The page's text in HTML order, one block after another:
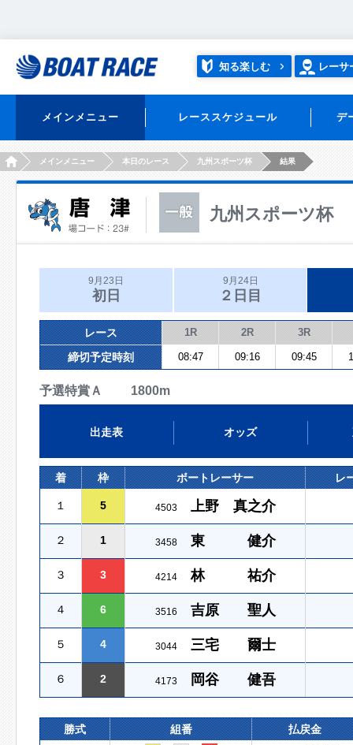
知る楽しむ レーサ
メインメニュー レーススケジュール デ
HOMEメインメニュー 本日のレース 九州スポーツ杯 結果
九州スポーツ杯
9月23日
初日
9月24日
２日目
レース 1R 2R 3R
締切予定時刻 08:47 09:16 09:45
予選特賞Ａ 1800m
出走表 オッズ
着 枠 ボートレーサー レ
１ 5 4503 上野 真之介
２ 1 3458 東 健介
３ 3 4214 林 祐介
４ 6 3516 吉原 聖人
５ 4 3044 三宅 爾士
６ 2 4173 岡谷 健吾
勝式 組番 払戻金